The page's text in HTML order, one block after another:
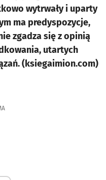
wytrwały i uparty
ma predyspozycje,
zgadza się z opinią
utartych
(ksiegaimion.com)